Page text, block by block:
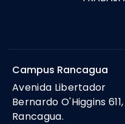
Campus Rancagua
Avenida Libertador
Bernardo O'Higgins 611,
Rancagua.